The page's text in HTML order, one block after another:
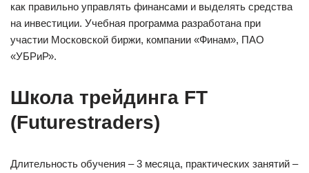
как правильно управлять финансами и выделять средства
на инвестиции. Учебная программа разработана при
участии Московской биржи, компании «Финам», ПАО
«УБРиР».
Школа трейдинга FT
(Futurestraders)
Длительность обучения – 3 месяца, практических занятий –